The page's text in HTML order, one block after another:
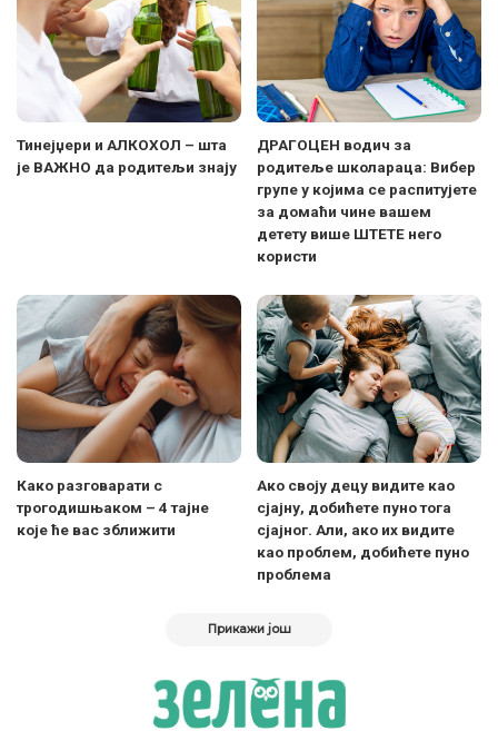
Тинејџери и АЛКОХОЛ – шта
је ВАЖНО да родитељи знају
ДРАГОЦЕН водич за
родитеље школараца: Вибер
групе у којима се распитујете
за домаћи чине вашем
детету више ШТЕТЕ него
користи
Како разговарати с
трогодишњаком – 4 тајне
које ће вас зближити
Ако своју децу видите као
сјајну, добићете пуно тога
сјајног. Али, ако их видите
као проблем, добићете пуно
проблема
Прикажи још